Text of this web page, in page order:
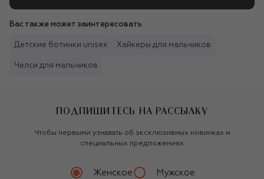
Вас также может заинтересовать
Детские ботинки unisex Хайкеры для мальчиков
Челси для мальчиков
ПОДПИШИТЕСЬ НА РАССЫЛКУ
Чтобы первыми узнавать об эксклюзивных новинках и
специальных предложениях
Женское Мужское